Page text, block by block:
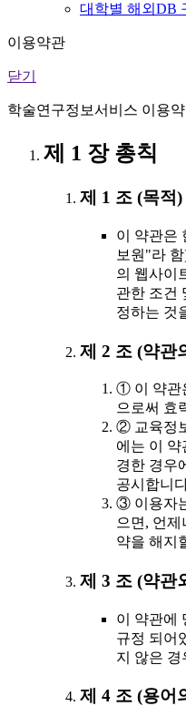
대학별 해외DB
이용약관
닫기
학술연구정보서비스 이용
제 1 장 총칙
제 1 조 (목적)
이 약관은
보원"라
의 웹사이
관한 조건
정하는 것
제 2 조 (약관
① 이 약관
으로써 효
② 교육정
에는 이 약
경한 경우
공시합니
③ 이용자
으면, 언제
약을 해지
제 3 조 (약관
이 약관에
규정 되어
지 않은
제 4 조 (용어